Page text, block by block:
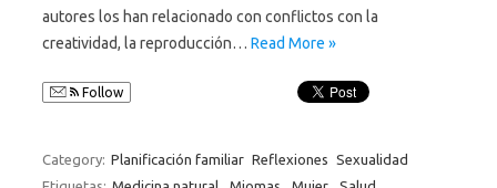
autores los han relacionado con conflictos con la
creatividad, la reproducción… Read More »
Follow
Category: Planificación familiar Reflexiones Sexualidad